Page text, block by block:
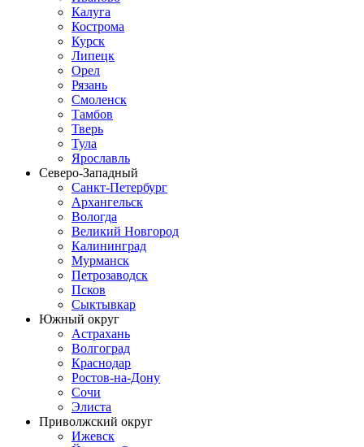
Калуга
Кострома
Курск
Липецк
Орел
Рязань
Смоленск
Тамбов
Тверь
Тула
Ярославль
Северо-Западный
Санкт-Петербург
Архангельск
Вологда
Великий Новгород
Калининград
Мурманск
Петрозаводск
Псков
Сыктывкар
Южный округ
Астрахань
Волгоград
Краснодар
Ростов-на-Дону
Сочи
Элиста
Приволжский округ
Ижевск